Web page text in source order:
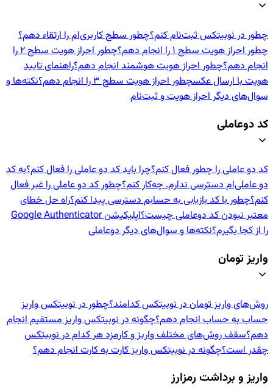
چطور در نوبیتکس ثبت‌نام کنم؟چطور سطح کاربری‌ام را ارتقاء دهم؟
چطور احراز هویت سطح ۱ را انجام دهم؟
چطور احراز هویت سطح ۲ را
انجام دهم؟چطور احراز هویت هوشمند انجام دهم؟راهنمای تایید
هویت با ارسال عکسچطور احراز هویت سطح ۳ را انجام دهم؟
نکته‌ها و
سوال‌های دیگر احراز هویت و ثبت‌نام
کد دوعاملی
کد دو عاملی را چطور فعال کنم؟چرا باید کد دو عاملی را فعال کنم؟به کد
دو عاملی‌ام دسترسی ندارم. چه‌کار کنم؟چطور کد دو عاملی را غیر فعال
کنم؟چطور با کد بازیابی به حسابم دسترسی پیدا کنم؟راه حل خطای
معتبر نبودن کد دوعاملی چیست؟
اپلیکیشن Google Authenticator
را از کجا بگیرم؟نکته‌ها و سوال‌های دیگر دوعاملی
واریز تومان
روش‌های واریز تومان در نوبیتکس کدامند؟چطور در نوبیتکس واریز
حساب به حساب انجام دهم؟چگونه در نوبیتکس واریز مستقیم انجام
دهم؟سقف روش‌های مختلف واریز و کارمزد هر کدام در نوبیتکس
چقدر است؟چگونه در نوبیتکس واریز کارت به کارت انجام دهم؟
واریز و برداشت رمزارز